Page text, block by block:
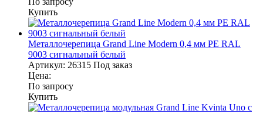
Купить
Металлочерепица Grand Line Modern 0,4 мм PE RAL
9003 сигнальный белый
Артикул: 26315 Под заказ
Цена:
По запросу
Купить